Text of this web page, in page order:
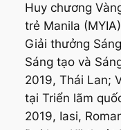
Huy chương
trẻ Manila
Giải thưởng
Sáng tạo và
2019, Thái Lan;
tại Triển lãm
2019, Iasi,